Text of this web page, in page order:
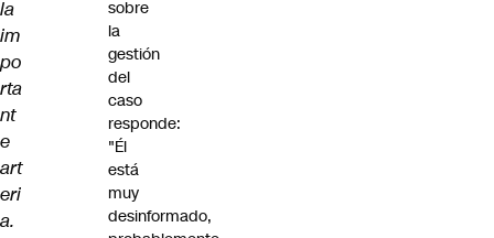
la
im
po
rta
nt
e
art
eri
a.
sobre
la
gestión
del
caso
responde:
"Él
está
muy
desinformado,